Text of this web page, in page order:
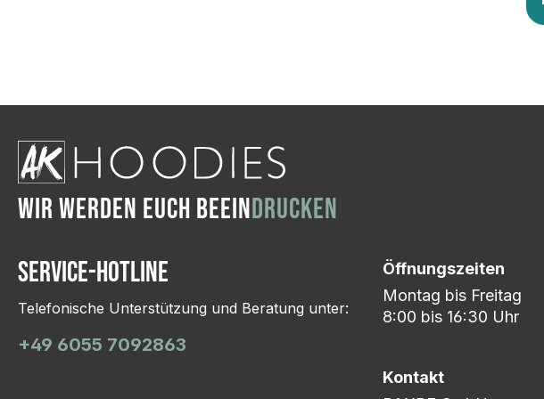
Hasselroth und einem
Wir ändern das Motiv so lange ab, bis Ihr
WIR WERDEN EUCH BEEINDRUCKEN
Service-Hotline
Telefonische Unterstützung und Beratung unter:
+49 6055 7092863
Öffnungszeiten
Montag bis Freitag
8:00 bis 16:30 Uhr
Kontakt